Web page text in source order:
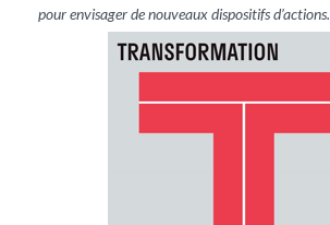
pour envisager de nouveaux dispositifs d’actions.